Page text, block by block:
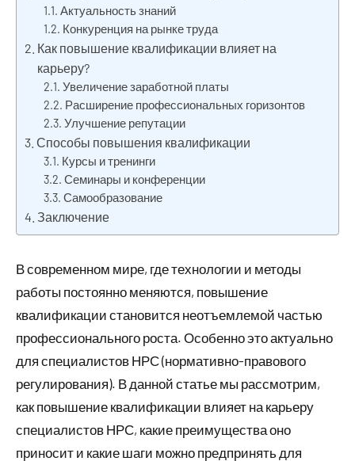
Актуальность знаний
Конкуренция на рынке труда
Как повышение квалификации влияет на
карьеру?
Увеличение заработной платы
Расширение профессиональных горизонтов
Улучшение репутации
Способы повышения квалификации
Курсы и тренинги
Семинары и конференции
Самообразование
Заключение
В современном мире, где технологии и методы
работы постоянно меняются, повышение
квалификации становится неотъемлемой частью
профессионального роста. Особенно это актуально
для специалистов НРС (нормативно-правового
регулирования). В данной статье мы рассмотрим,
как повышение квалификации влияет на карьеру
специалистов НРС, какие преимущества оно
приносит и какие шаги можно предпринять для